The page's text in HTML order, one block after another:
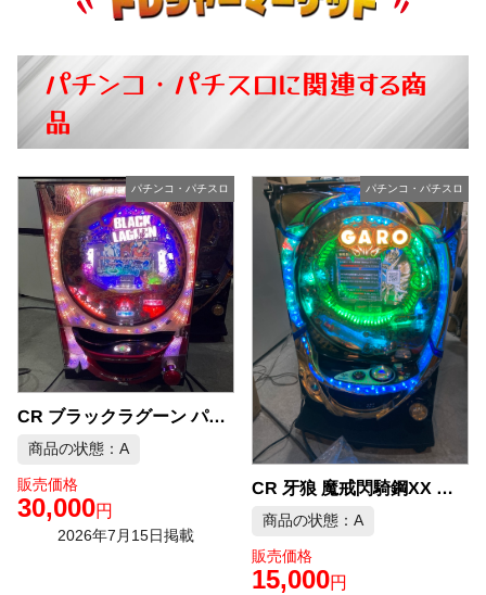
パチンコ・パチスロに関連する商
品
パチンコ・パチスロ
CR ブラックラグーン パチンコ実機 中古品販売
商品の状態：A
販売価格
30,000円
2026年7月15日掲載
パチンコ・パチスロ
CR 牙狼 魔戒閃騎鋼XX パチンコ実機 中古品販売
商品の状態：A
販売価格
15,000円